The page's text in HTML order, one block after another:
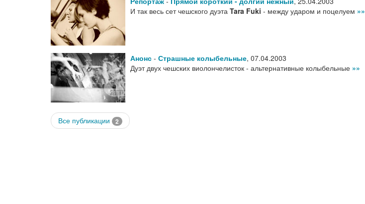
И так весь сет чешского дуэта Tara Fuki - между ударом и поцелуем »»
Анонс - Страшные колыбельные, 07.04.2003
Дуэт двух чешских виолончелисток - альтернативные колыбельные »»
Все публикации 2